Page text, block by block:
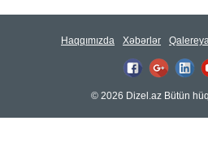
Haqqımızda Xəbərlər
© 2026 Dizel.az Bütün